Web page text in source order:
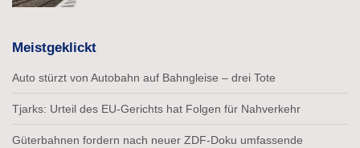
Meistgeklickt
Auto stürzt von Autobahn auf Bahngleise – drei Tote
Tjarks: Urteil des EU-Gerichts hat Folgen für Nahverkehr
Güterbahnen fordern nach neuer ZDF-Doku umfassende